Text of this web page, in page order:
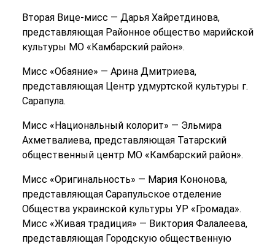
Вторая Вице-мисс — Дарья Хайретдинова,
представляющая Районное общество марийской
культуры МО «Камбарский район».
Мисс «Обаяние» — Арина Дмитриева,
представляющая Центр удмуртской культуры г.
Сарапула.
Мисс «Национальный колорит» — Эльмира
Ахметвалиева, представляющая Татарский
общественный центр МО «Камбарский район».
Мисс «Оригинальность» — Мария Кононова,
представляющая Сарапульское отделение
Общества украинской культуры УР «Громада».
Мисс «Живая традиция» — Виктория Фалалеева,
представляющая Городскую общественную